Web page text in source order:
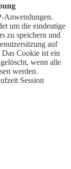
Anwendungen.
um die eindeutige
zu speichern und
auf
Cookie ist ein
wenn alle
werden.
Session